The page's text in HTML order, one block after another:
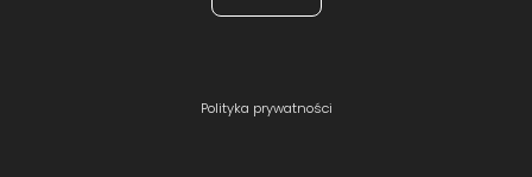
Polityka prywatności